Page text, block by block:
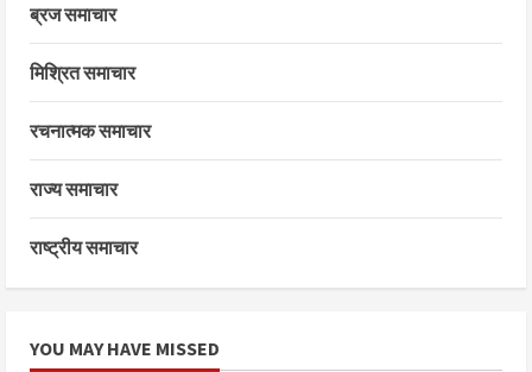
ब्रज समाचार
मिश्रित समाचार
रचनात्मक समाचार
राज्य समाचार
राष्ट्रीय समाचार
YOU MAY HAVE MISSED